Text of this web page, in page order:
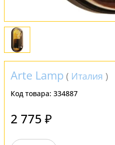
Arte Lamp ( Италия )
Код товара: 334887
2 775 ₽